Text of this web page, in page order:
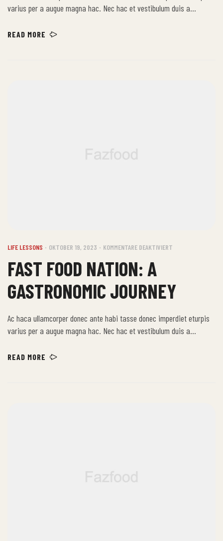
varius per a augue magna hac. Nec hac et vestibulum duis a
himenaeos nunc torquent euismod adipiscing adipiscing dui gravida
READ MORE
LIFE LESSONS OKTOBER 19, 2023 KOMMENTARE DEAKTIVIERT
FAST FOOD NATION: A
GASTRONOMIC JOURNEY
Ac haca ullamcorper donec ante habi tasse donec imperdiet eturpis
varius per a augue magna hac. Nec hac et vestibulum duis a
himenaeos nunc torquent euismod adipiscing adipiscing dui gravida
READ MORE